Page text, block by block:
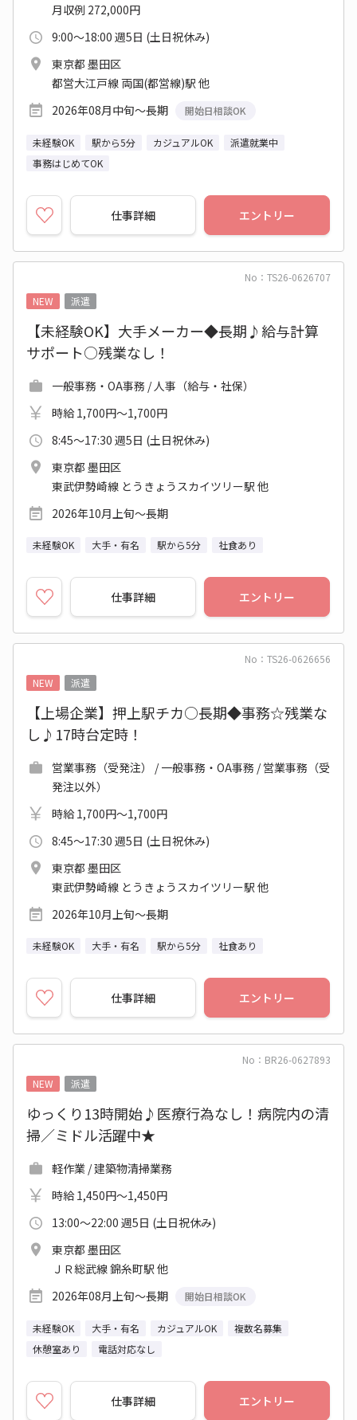
月収例 272,000円
9:00～18:00 週5日 (土日祝休み)
東京都 墨田区
都営大江戸線 両国(都営線)駅 他
2026年08月中旬～長期
開始日相談OK
未経験OK 駅から5分 カジュアルOK
派遣就業中
事務はじめてOK
仕事詳細 エントリー
No：TS26-0626707
NEW
派遣
【未経験OK】大手メーカー◆長期♪給与計算
サポート○残業なし！
一般事務・OA事務 / 人事（給与・社保）
時給 1,700円～1,700円
8:45～17:30 週5日 (土日祝休み)
東京都 墨田区
東武伊勢崎線 とうきょうスカイツリー駅 他
2026年10月上旬～長期
未経験OK 大手・有名 駅から5分 社食あり
仕事詳細 エントリー
No：TS26-0626656
NEW
派遣
【上場企業】押上駅チカ○長期◆事務☆残業な
し♪17時台定時！
営業事務（受発注） / 一般事務・OA事務 / 営業事務（受
発注以外）
時給 1,700円～1,700円
8:45～17:30 週5日 (土日祝休み)
東京都 墨田区
東武伊勢崎線 とうきょうスカイツリー駅 他
2026年10月上旬～長期
未経験OK 大手・有名 駅から5分 社食あり
仕事詳細 エントリー
No：BR26-0627893
NEW
派遣
ゆっくり13時開始♪医療行為なし！病院内の清
掃／ミドル活躍中★
軽作業 / 建築物清掃業務
時給 1,450円～1,450円
13:00～22:00 週5日 (土日祝休み)
東京都 墨田区
ＪＲ総武線 錦糸町駅 他
2026年08月上旬～長期
開始日相談OK
未経験OK 大手・有名 カジュアルOK
複数名募集
休憩室あり
電話対応なし
仕事詳細 エントリー